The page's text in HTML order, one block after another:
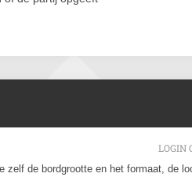
zelf de bordgrootte en het formaat, de
LOGIN